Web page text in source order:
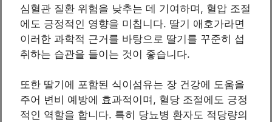
심혈관 질환 위험을 낮추는 데 기여하며, 혈압 조절
에도 긍정적인 영향을 미칩니다. 딸기 애호가라면
이러한 과학적 근거를 바탕으로 딸기를 꾸준히 섭
취하는 습관을 들이는 것이 좋습니다.
또한 딸기에 포함된 식이섬유는 장 건강에 도움을
주어 변비 예방에 효과적이며, 혈당 조절에도 긍정
적인 역할을 합니다. 특히 당뇨병 환자도 적당량의